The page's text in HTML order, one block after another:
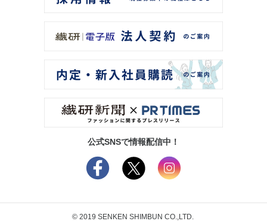
公式SNSで情報配信中！
© 2019 SENKEN SHIMBUN CO.,LTD.